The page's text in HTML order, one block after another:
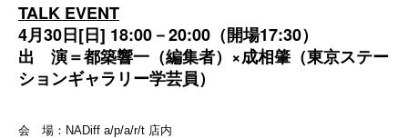
TALK EVENT
4月30日[日] 18:00－20:00（開場17:30）
出 演＝都築響一（編集者）×成相肇（東京ステー
ションギャラリー学芸員）
会 場：NADiff a/p/a/r/t 店内